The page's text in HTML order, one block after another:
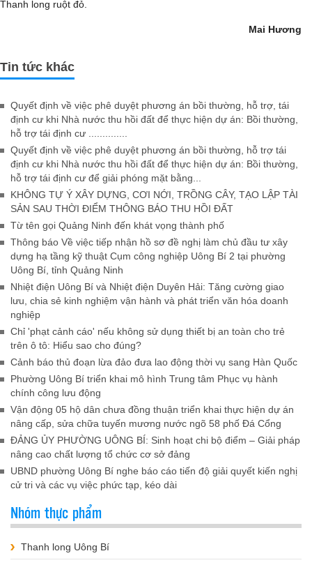
Thanh long ruột đỏ.
Mai Hương
Tin tức khác
Quyết định về việc phê duyệt phương án bồi thường, hỗ trợ, tái
định cư khi Nhà nước thu hồi đất để thực hiện dự án: Bồi thường,
hỗ trợ tái định cư ..............
Quyết định về việc phê duyệt phương án bồi thường, hỗ trợ tái
định cư khi Nhà nước thu hồi đất để thực hiện dự án: Bồi thường,
hỗ trợ tái định cư để giải phóng mặt bằng...
KHÔNG TỰ Ý XÂY DỰNG, CƠI NỚI, TRỒNG CÂY, TẠO LẬP TÀI
SẢN SAU THỜI ĐIỂM THÔNG BÁO THU HỒI ĐẤT
Từ tên gọi Quảng Ninh đến khát vọng thành phố
Thông báo Về việc tiếp nhận hồ sơ đề nghị làm chủ đầu tư xây
dựng hạ tầng kỹ thuật Cụm công nghiệp Uông Bí 2 tại phường
Uông Bí, tỉnh Quảng Ninh
Nhiệt điện Uông Bí và Nhiệt điện Duyên Hải: Tăng cường giao
lưu, chia sẻ kinh nghiệm vận hành và phát triển văn hóa doanh
nghiệp
Chỉ 'phạt cảnh cáo' nếu không sử dụng thiết bị an toàn cho trẻ
trên ô tô: Hiểu sao cho đúng?
Cảnh báo thủ đoạn lừa đảo đưa lao động thời vụ sang Hàn Quốc
Phường Uông Bí triển khai mô hình Trung tâm Phục vụ hành
chính công lưu động
Vận động 05 hộ dân chưa đồng thuận triển khai thực hiện dự án
nâng cấp, sửa chữa tuyến mương nước ngõ 58 phố Đá Cổng
ĐẢNG ỦY PHƯỜNG UÔNG BÍ: Sinh hoạt chi bộ điểm – Giải pháp
nâng cao chất lượng tổ chức cơ sở đảng
UBND phường Uông Bí nghe báo cáo tiến độ giải quyết kiến nghị
cử tri và các vụ việc phức tạp, kéo dài
Nhóm thực phẩm
Thanh long Uông Bí